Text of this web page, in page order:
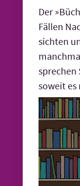
Der
Fällen
sichten
sprechen
soweit